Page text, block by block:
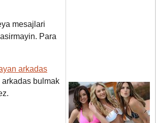
mesajlari
Para
arkadas
bulmak